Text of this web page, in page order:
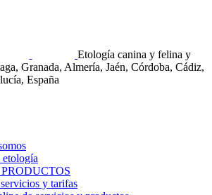
Etología canina y felina y
Granada, Almería, Jaén, Córdoba, Cádiz,
España
etología
y tarifas